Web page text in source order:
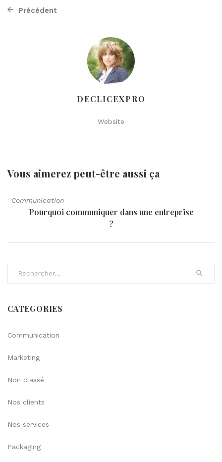
Précédent
DECLICEXPRO
Website
Vous aimerez peut-être aussi ça
Communication
Pourquoi communiquer dans une entreprise
?
CATEGORIES
Communication
Marketing
Non classé
Nos clients
Nos services
Packaging